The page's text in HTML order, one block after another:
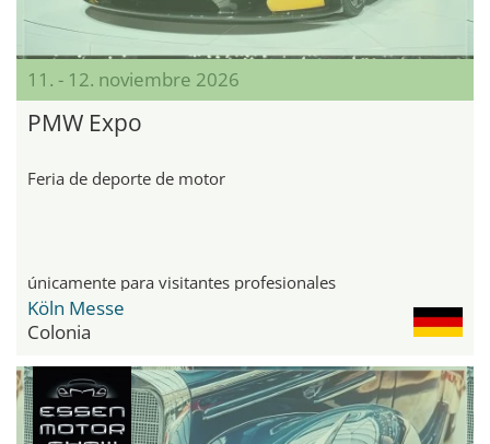
11. - 12. noviembre 2026
PMW Expo
Feria de deporte de motor
únicamente para visitantes profesionales
Köln Messe
Colonia